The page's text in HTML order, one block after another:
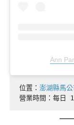
Ann
位置： 澎湖縣馬
營業時間：每日